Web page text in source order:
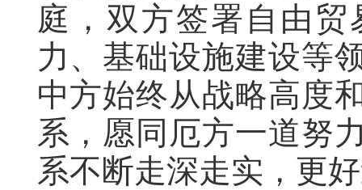
庭，双方签署自由
力、基础设施建设等
中方始终从战略高度
系，愿同厄方一道努
系不断走深走实，更